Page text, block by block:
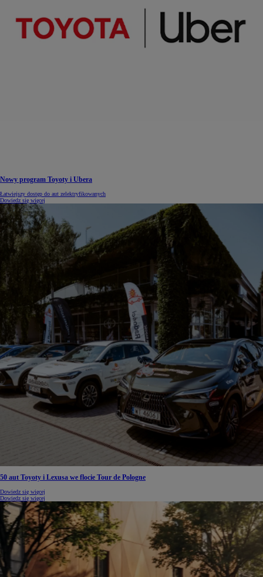
Nowy program Toyoty i Ubera
Łatwiejszy dostęp do aut zelektryfikowanych
Dowiedz się więcej
50 aut Toyoty i Lexusa we flocie Tour de Pologne
Dowiedz się więcej
Dowiedz się więcej